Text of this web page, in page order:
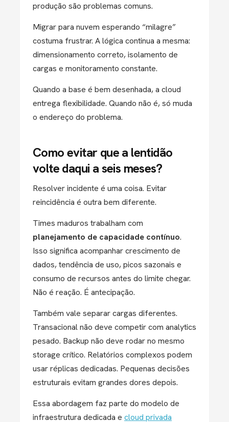
produção são problemas comuns.
Migrar para nuvem esperando “milagre”
costuma frustrar. A lógica continua a mesma:
dimensionamento correto, isolamento de
cargas e monitoramento constante.
Quando a base é bem desenhada, a cloud
entrega flexibilidade. Quando não é, só muda
o endereço do problema.
Como evitar que a lentidão
volte daqui a seis meses?
Resolver incidente é uma coisa. Evitar
reincidência é outra bem diferente.
Times maduros trabalham com
planejamento de capacidade contínuo.
Isso significa acompanhar crescimento de
dados, tendência de uso, picos sazonais e
consumo de recursos antes do limite chegar.
Não é reação. É antecipação.
Também vale separar cargas diferentes.
Transacional não deve competir com analytics
pesado. Backup não deve rodar no mesmo
storage crítico. Relatórios complexos podem
usar réplicas dedicadas. Pequenas decisões
estruturais evitam grandes dores depois.
Essa abordagem faz parte do modelo de
infraestrutura dedicada e cloud privada